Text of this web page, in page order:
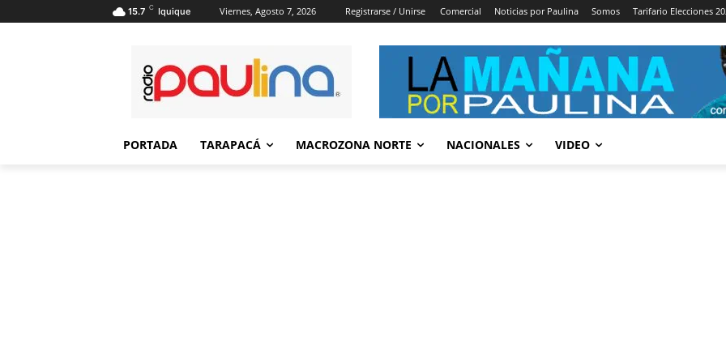
15.7 C Iquique Viernes, Agosto 7, 2026 Registrarse / Unirse Comercial Noticias por Paulina Somos Tarifario Elecciones
PORTADA TARAPACÁ MACROZONA NORTE NACIONALES VIDEO